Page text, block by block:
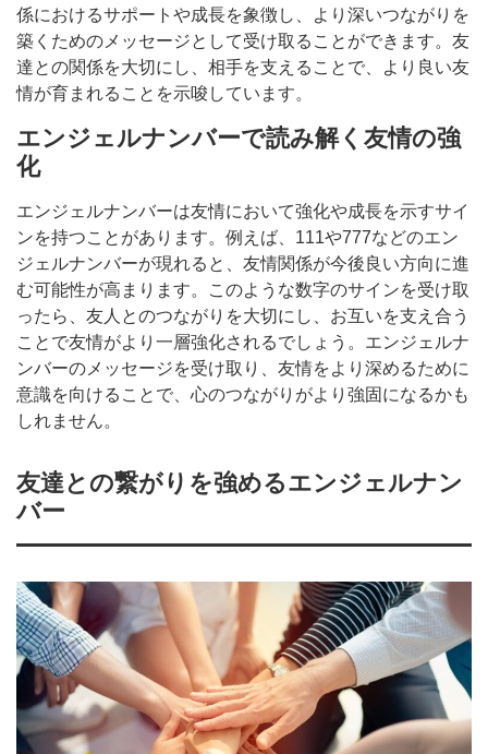
係におけるサポートや成長を象徴し、より深いつながりを
築くためのメッセージとして受け取ることができます。友
達との関係を大切にし、相手を支えることで、より良い友
情が育まれることを示唆しています。
エンジェルナンバーで読み解く友情の強
化
エンジェルナンバーは友情において強化や成長を示すサイ
ンを持つことがあります。例えば、111や777などのエン
ジェルナンバーが現れると、友情関係が今後良い方向に進
む可能性が高まります。このような数字のサインを受け取
ったら、友人とのつながりを大切にし、お互いを支え合う
ことで友情がより一層強化されるでしょう。エンジェルナ
ンバーのメッセージを受け取り、友情をより深めるために
意識を向けることで、心のつながりがより強固になるかも
しれません。
友達との繋がりを強めるエンジェルナン
バー